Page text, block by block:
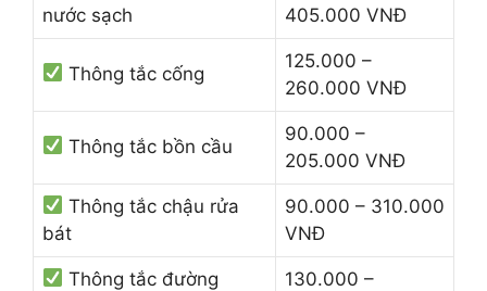
nước sạch
405.000 VNĐ
Thông tắc cống
125.000 –
260.000 VNĐ
Thông tắc bồn cầu
90.000 –
205.000 VNĐ
Thông tắc chậu rửa
bát
90.000 – 310.000
VNĐ
Thông tắc đường
130.000 –